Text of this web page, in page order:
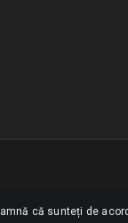
că sunteți de